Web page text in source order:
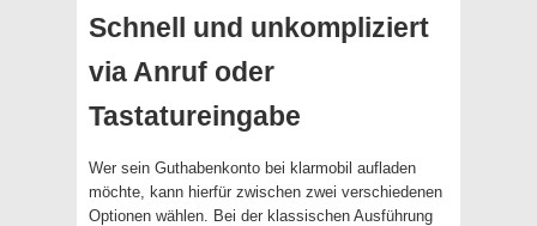
Schnell und unkompliziert
via Anruf oder
Tastatureingabe
Wer sein Guthabenkonto bei klarmobil aufladen
möchte, kann hierfür zwischen zwei verschiedenen
Optionen wählen. Bei der klassischen Ausführung